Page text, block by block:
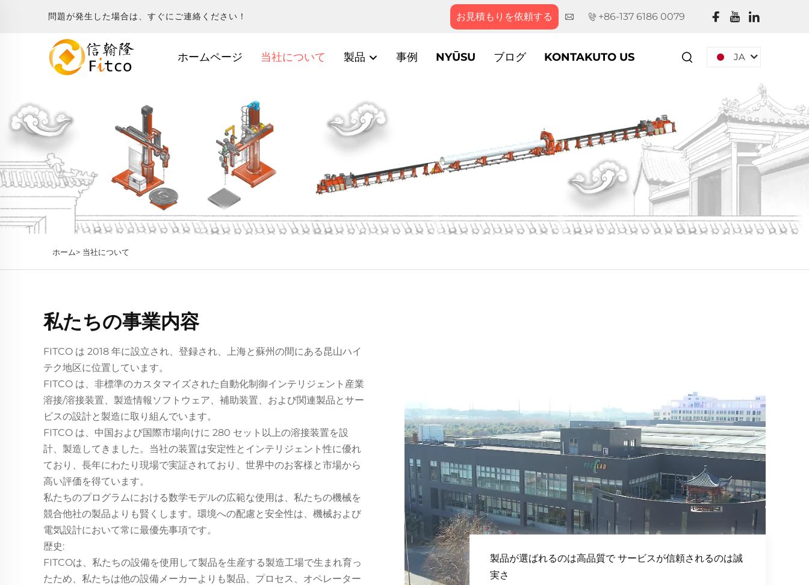
問題が発生した場合は、すぐにご連絡ください！ お見積もりを依頼する +86-137 6186 0079
ホームページ 当社について 製品 事例 NYŪSU ブログ KONTAKUTO US JA
ホーム> 当社について
私たちの事業内容
FITCO は 2018 年に設立され、登録され、上海と蘇州の間にある昆山ハイ
テク地区に位置しています。
FITCO は、非標準のカスタマイズされた自動化制御インテリジェント産業
溶接/溶接装置、製造情報ソフトウェア、補助装置、および関連製品とサー
ビスの設計と製造に取り組んでいます。
FITCO は、中国および国際市場向けに 280 セット以上の溶接装置を設
計、製造してきました。当社の装置は安定性とインテリジェント性に優れ
ており、長年にわたり現場で実証されており、世界中のお客様と市場から
高い評価を得ています。
私たちのプログラムにおける数学モデルの広範な使用は、私たちの機械を
競合他社の製品よりも賢くします。環境への配慮と安全性は、機械および
電気設計において常に最優先事項です。
歴史:
FITCOは、私たちの設備を使用して製品を生産する製造工場で生まれ育っ
たため、私たちは他の設備メーカーよりも製品、プロセス、オペレーター
製品が選ばれるのは高品質で サービスが信頼されるのは誠
実さ